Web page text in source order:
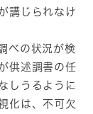
講じられなけ
べの状況が検
供述調書の任
しうるように
化は、不可欠